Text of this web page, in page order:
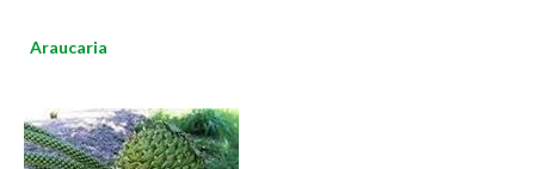
Araucaria